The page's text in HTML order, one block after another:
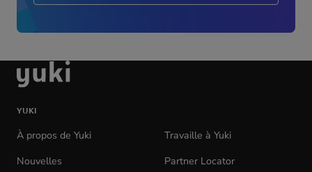
aller
à
page
d'accueil
YUKI
À propos de Yuki Travaille à Yuki
new
Nouvelles
Partner Locator